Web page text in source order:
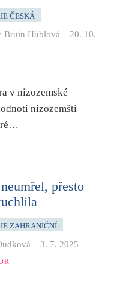
ČESKÁ
Bruin Hüblová – 20. 10.
v nizozemské
nizozemští
přesto
ZAHRANIČNÍ
– 3. 7. 2025